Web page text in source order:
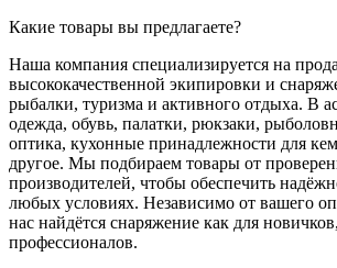
Какие товары вы предлагаете?
Наша компания специализируется на
высококачественной экипировки и
рыбалки, туризма и активного отдыха. В
одежда, обувь, палатки, рюкзаки,
оптика, кухонные принадлежности для
другое. Мы подбираем товары от
производителей, чтобы обеспечить
любых условиях. Независимо от вашего
нас найдётся снаряжение как для
профессионалов.